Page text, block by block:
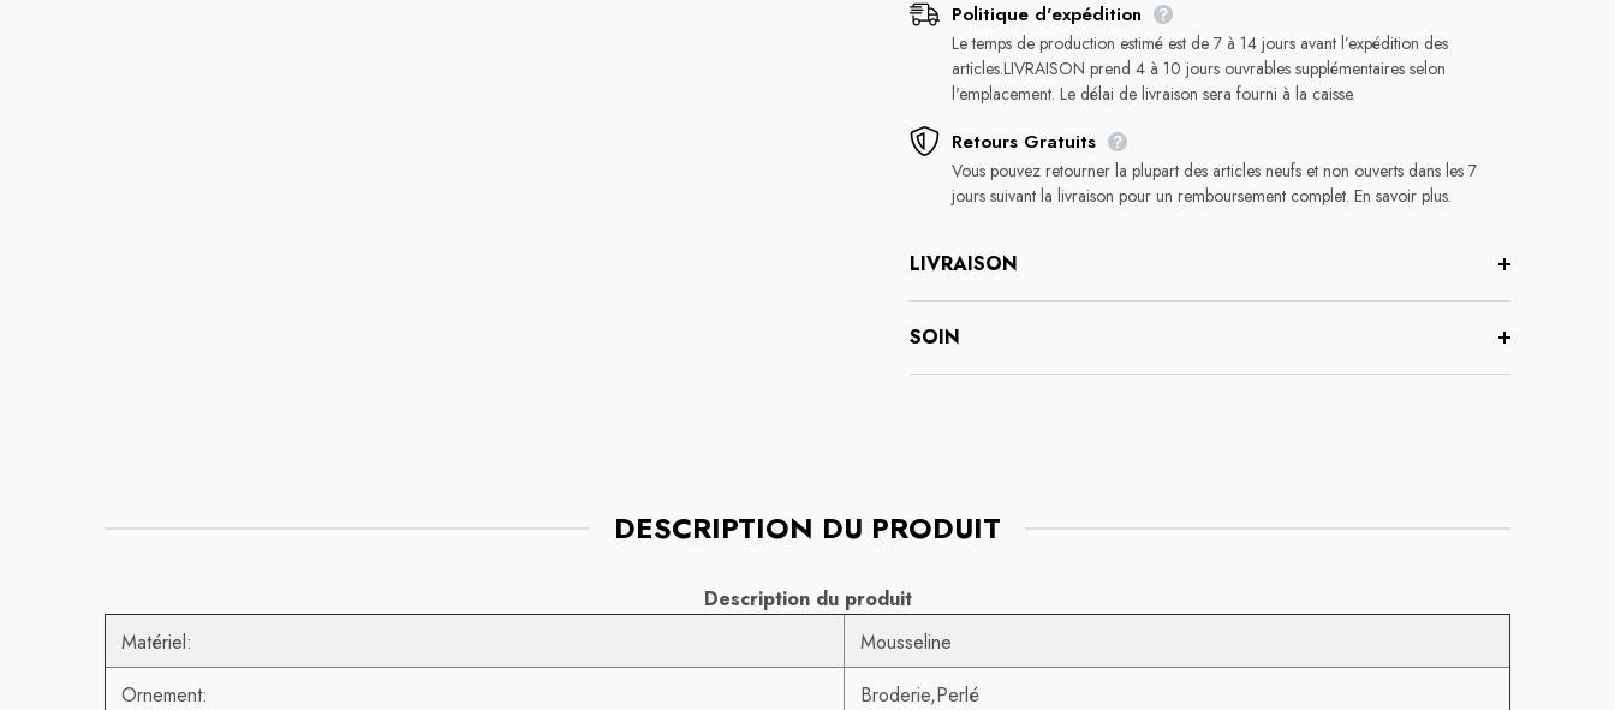
Politique d'expédition
Le temps de production estimé est de 7 à 14 jours avant l’expédition des
articles.LIVRAISON prend 4 à 10 jours ouvrables supplémentaires selon
l'emplacement. Le délai de livraison sera fourni à la caisse.
Retours Gratuits
Vous pouvez retourner la plupart des articles neufs et non ouverts dans les 7
jours suivant la livraison pour un remboursement complet. En savoir plus.
LIVRAISON
SOIN
DESCRIPTION DU PRODUIT
Description du produit
Matériel:
Mousseline
Ornement:
Broderie,Perlé